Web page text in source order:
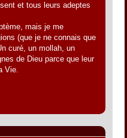
et tous leurs adeptes
mais je me
(que je ne connais que
curé, un mollah, un
de Dieu parce que leur
Vie.